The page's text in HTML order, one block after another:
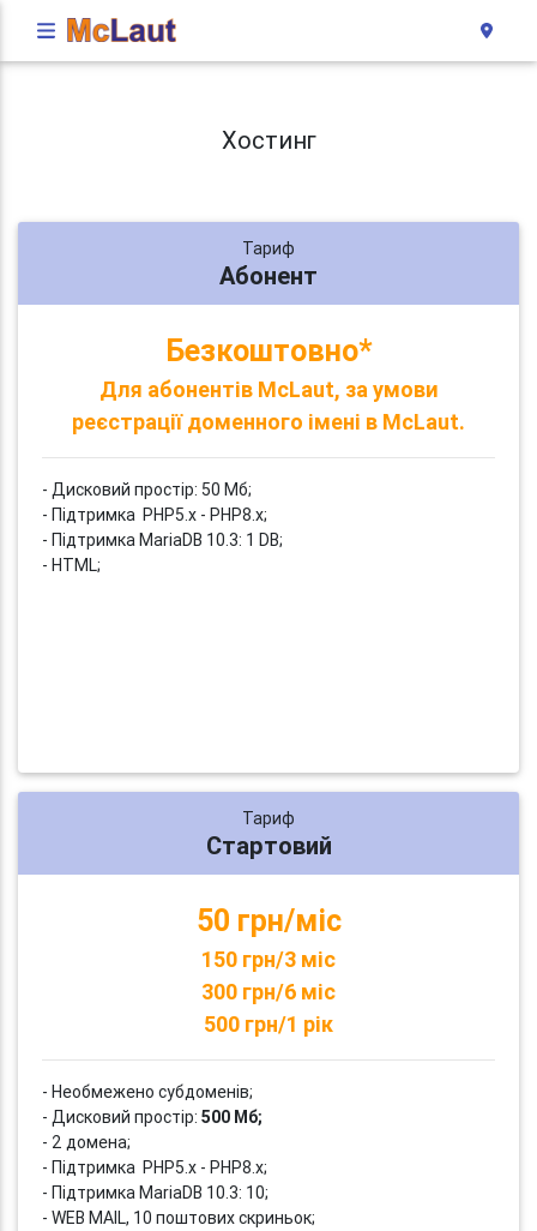
Хостинг
Тариф
Абонент
Безкоштовно*
Для абонентів McLaut, за умови
реєстрації доменного імені в McLaut.
- Дисковий простір: 50 Мб;
- Підтримка PHP5.x - PHP8.x;
- Підтримка MariaDB 10.3: 1 DB;
- HTML;
Тариф
Стартовий
50 грн/міс
150 грн/3 міс
300 грн/6 міс
500 грн/1 рік
- Необмежено субдоменів;
- Дисковий простір: 500 Мб;
- 2 домена;
- Підтримка PHP5.x - PHP8.x;
- Підтримка MariaDB 10.3: 10;
- WEB MAIL, 10 поштових скриньок;